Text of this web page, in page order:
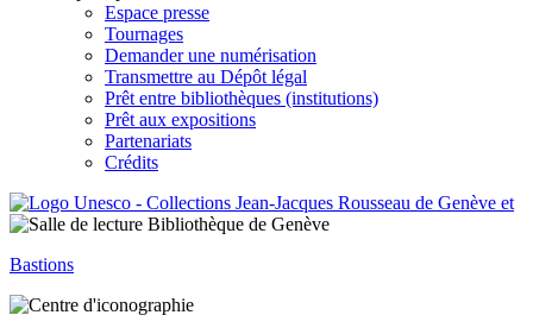
Espace presse
Tournages
Demander une numérisation
Transmettre au Dépôt légal
Prêt entre bibliothèques (institutions)
Prêt aux expositions
Partenariats
Crédits
Bastions